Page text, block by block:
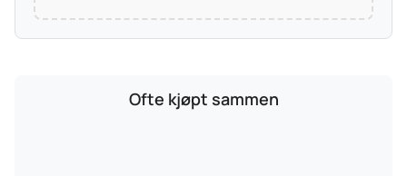
Ofte kjøpt sammen